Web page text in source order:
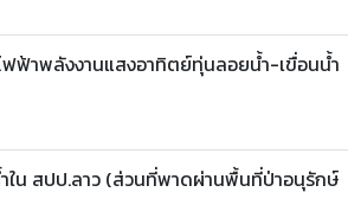
ฟฟ้าพลังงานแสงอาทิตย์ทุ่นลอยน้ำ-เขื่อนน้ำ
ำใน สปป.ลาว (ส่วนที่พาดผ่านพื้นที่ป่าอนุรักษ์